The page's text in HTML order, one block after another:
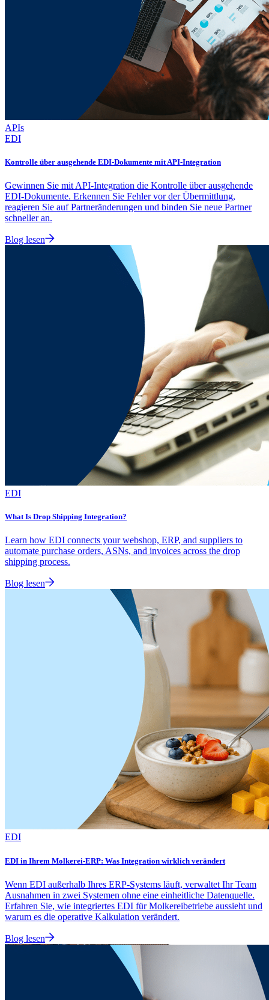
APIs
EDI
Kontrolle über ausgehende EDI-Dokumente mit API-Integration
Gewinnen Sie mit API-Integration die Kontrolle über ausgehende
EDI-Dokumente. Erkennen Sie Fehler vor der Übermittlung,
reagieren Sie auf Partneränderungen und binden Sie neue Partner
schneller an.
Blog lesen
EDI
What Is Drop Shipping Integration?
Learn how EDI connects your webshop, ERP, and suppliers to
automate purchase orders, ASNs, and invoices across the drop
shipping process.
Blog lesen
EDI
EDI in Ihrem Molkerei-ERP: Was Integration wirklich verändert
Wenn EDI außerhalb Ihres ERP-Systems läuft, verwaltet Ihr Team
Ausnahmen in zwei Systemen ohne eine einheitliche Datenquelle.
Erfahren Sie, wie integriertes EDI für Molkereibetriebe aussieht und
warum es die operative Kalkulation verändert.
Blog lesen